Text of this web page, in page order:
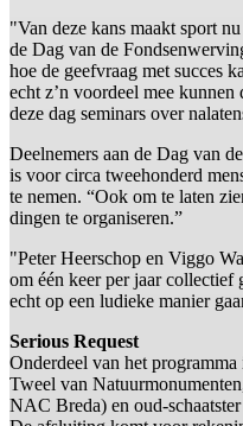
"Van deze kans maakt sport
de Dag van de
hoe de geefvraag met succes
echt z’n voordeel mee
deze dag seminars over
Deelnemers aan de Dag van
is voor circa tweehonderd
te nemen. “Ook om te laten
dingen te organiseren.”
"Peter Heerschop en Viggo
om één keer per jaar collectief
echt op een ludieke manier
Serious Request
Onderdeel van het
Tweel van
NAC Breda) en oud-